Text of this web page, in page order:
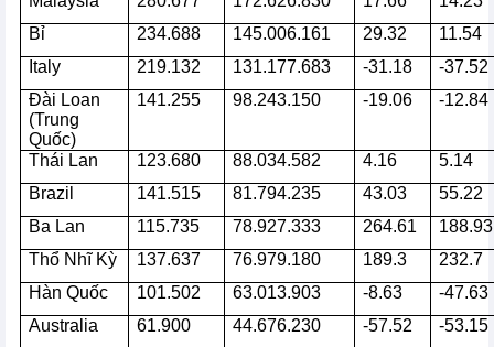
Bỉ
234.688 145.006.161 29.32
11.54
Italy
219.132 131.177.683 -31.18
-37.52
Đài Loan
(Trung
Quốc)
141.255 98.243.150 -19.06 -12.84
Thái Lan 123.680 88.034.582 4.16
5.14
Brazil
141.515 81.794.235 43.03
55.22
Ba Lan
115.735 78.927.333 264.61
188.93
Thổ Nhĩ Kỳ
137.637 76.979.180 189.3
232.7
Hàn Quốc
101.502 63.013.903 -8.63
-47.63
Australia
61.900 44.676.230 -57.52
-53.15